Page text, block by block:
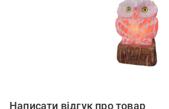
Написати відгук про товар